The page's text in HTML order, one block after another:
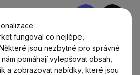
fungoval co nejlépe,
jsou nezbytné pro správné
pomáhají vylepšovat obsah,
a zobrazovat nabídky, které jsou
Nákupní
Vitamíny a multivitamíny